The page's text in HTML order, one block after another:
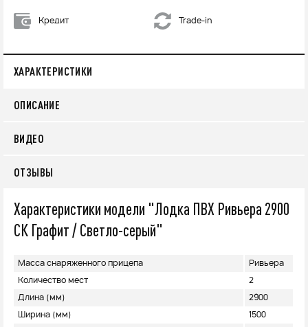
Кредит Trade-in
ХАРАКТЕРИСТИКИ
ОПИСАНИЕ
ВИДЕО
ОТЗЫВЫ
Характеристики модели "Лодка ПВХ Ривьера 2900
СК Графит / Светло-серый"
Масса снаряженного прицепа Ривьера
Количество мест 2
Длина (мм) 2900
Ширина (мм) 1500